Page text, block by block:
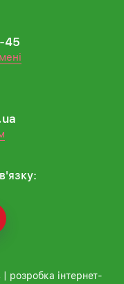
45
розробка інтернет-